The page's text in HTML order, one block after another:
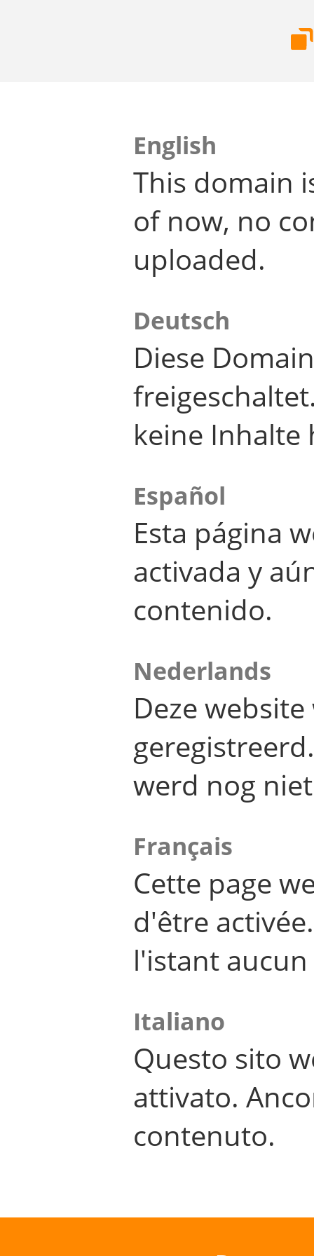
English
This domain
of now, no
uploaded.
Deutsch
Diese
keine Inhalte
Español
Esta página
activada y
contenido.
Nederlands
Deze
werd nog
Français
Cette page
d'être
l'istant
Italiano
Questo sito
attivato.
contenuto.